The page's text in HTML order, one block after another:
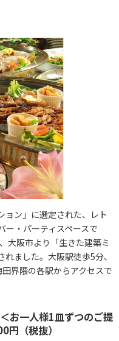
ョン」に選定された、レト
ー・パーティスペースで
大阪市より「生きた建築ミ
ました。大阪駅徒歩5分、
界隈の各駅からアクセスで
お一人様1皿ずつのご提
（税抜）